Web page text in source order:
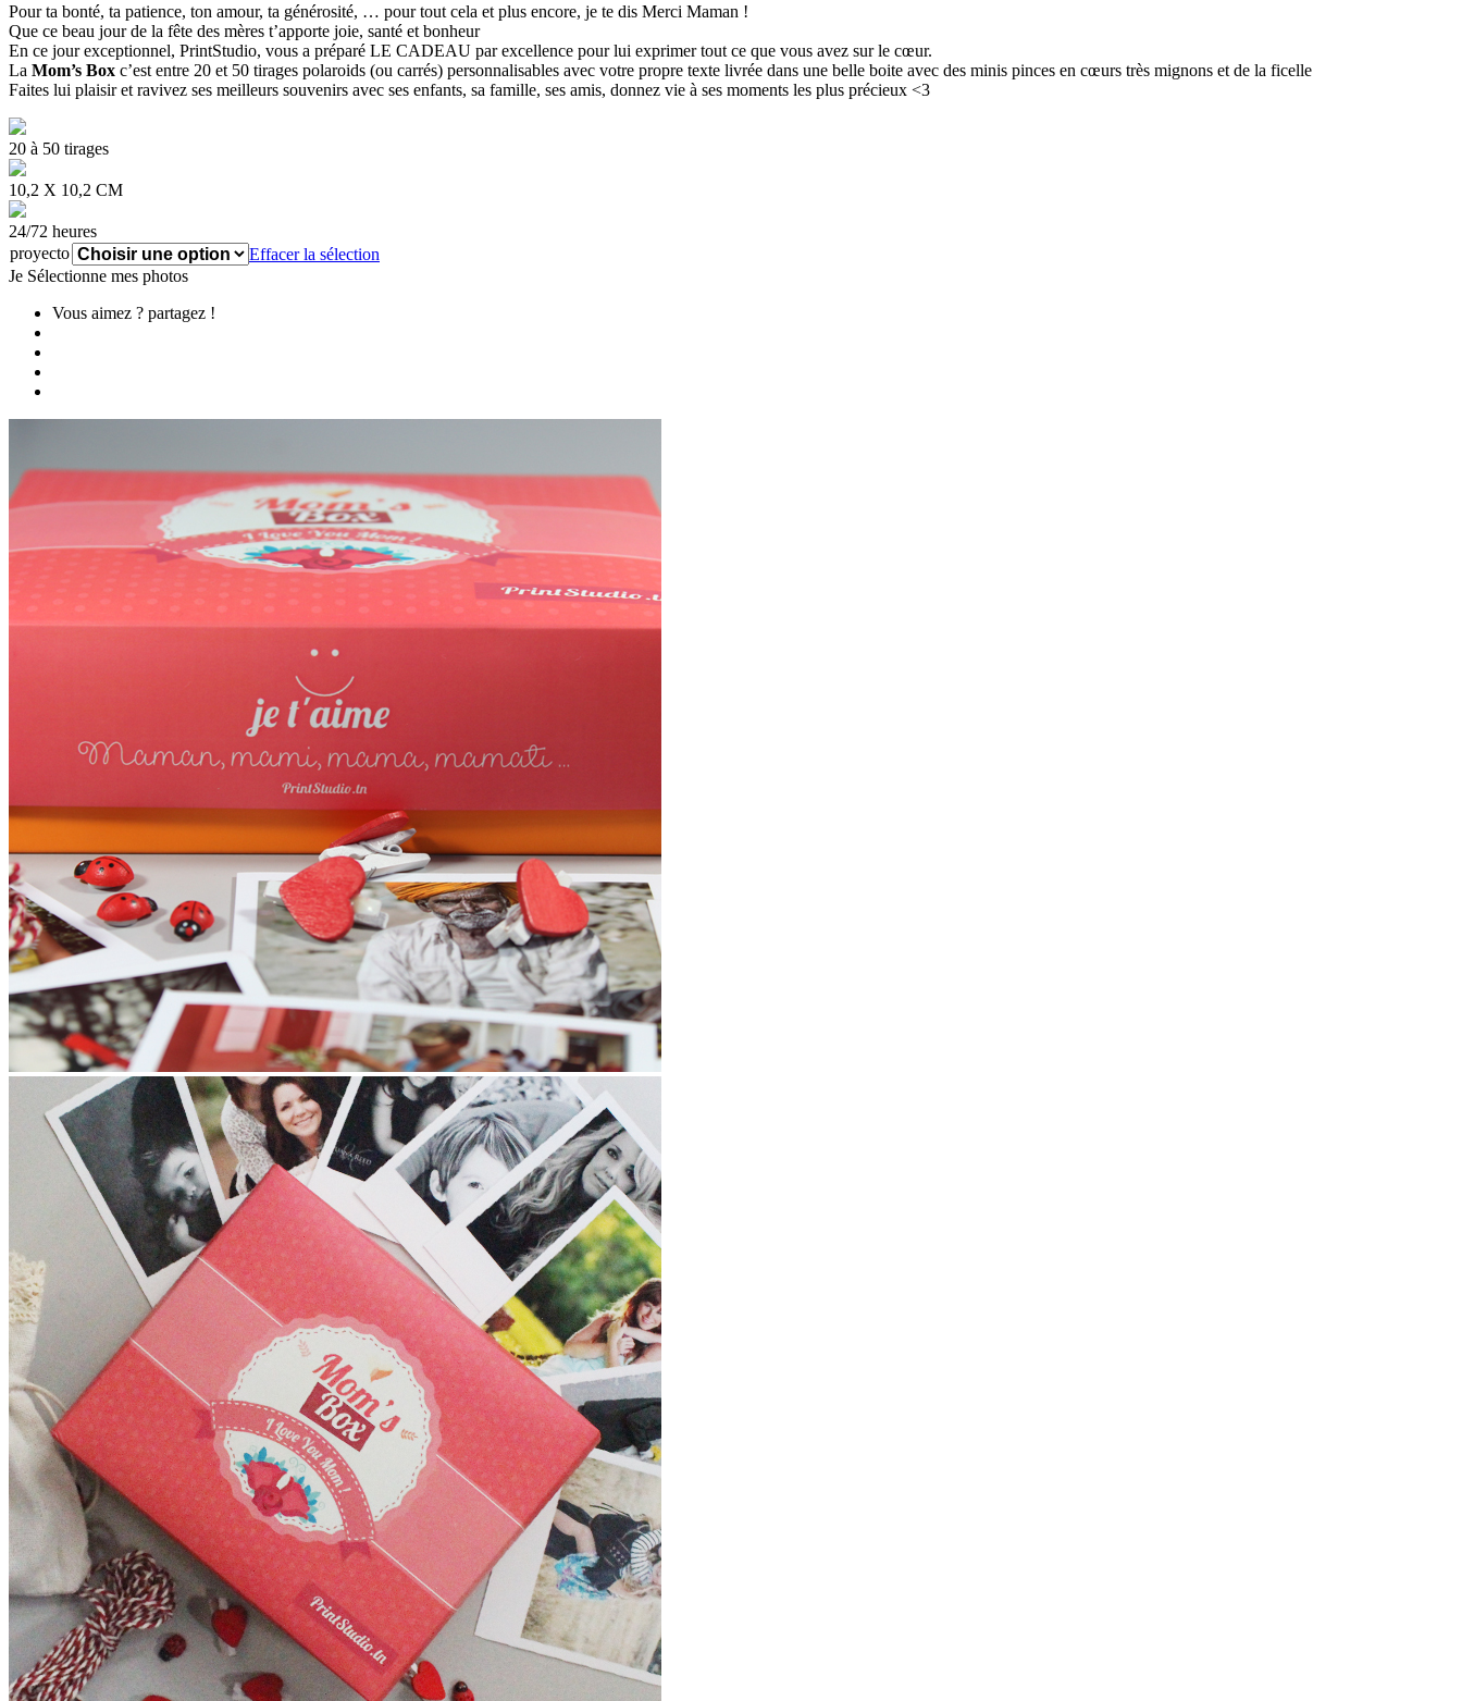
Pour ta bonté, ta patience, ton amour, ta générosité, … pour tout cela et plus encore, je te dis Merci Maman !
Que ce beau jour de la fête des mères t’apporte joie, santé et bonheur
En ce jour exceptionnel, PrintStudio, vous a préparé LE CADEAU par excellence pour lui exprimer tout ce que vous avez sur le cœur.
La Mom’s Box c’est entre 20 et 50 tirages polaroids (ou carrés) personnalisables avec votre propre texte livrée dans une belle boite avec des minis pinces en cœurs très mignons et de la ficelle
Faites lui plaisir et ravivez ses meilleurs souvenirs avec ses enfants, sa famille, ses amis, donnez vie à ses moments les plus précieux <3
20 à 50 tirages
10,2 X 10,2 CM
24/72 heures
proyecto
Effacer la sélection
Je Sélectionne mes photos
Vous aimez ? partagez !